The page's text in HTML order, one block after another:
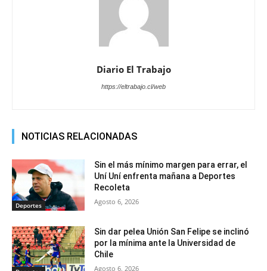
Diario El Trabajo
https://eltrabajo.cl/web
NOTICIAS RELACIONADAS
Deportes
Sin el más mínimo margen para errar, el
Uní Uní enfrenta mañana a Deportes
Recoleta
Agosto 6, 2026
Sin dar pelea Unión San Felipe se inclinó
por la mínima ante la Universidad de
Chile
Agosto 6, 2026